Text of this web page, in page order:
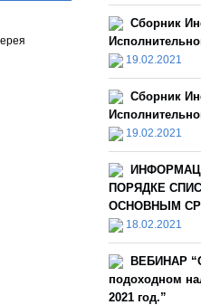
Сборник
19.02.2021
Сборник
19.02.2021
ПОРЯДКЕ
ОСНОВНЫМ
18.02.2021
ВЕБИНАР
подоходном
2021 год.”